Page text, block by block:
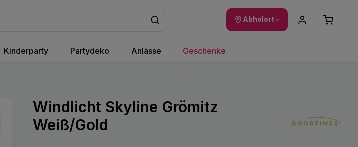
Abholort
Kinderparty Partydeko Anlässe Geschenke
Windlicht Skyline Grömitz
Weiß/Gold